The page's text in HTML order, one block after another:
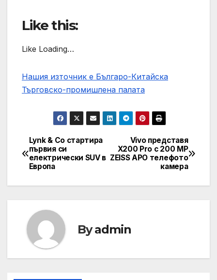
Like this:
Like Loading…
Нашия източник е Българо-Китайска
Търговско-промишлена палaта
Post
navigation
Vivo представя
X200 Pro с 200 MP
ZEISS APO телефото
камера
Lynk & Co стартира
първия си
електрически SUV в
Европа
Byadmin